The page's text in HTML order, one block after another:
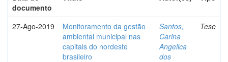
documento
27-Ago-2019
Monitoramento da gestão
ambiental municipal nas
capitais do nordeste
brasileiro
Santos,
Carina
Angelica
dos
Tese